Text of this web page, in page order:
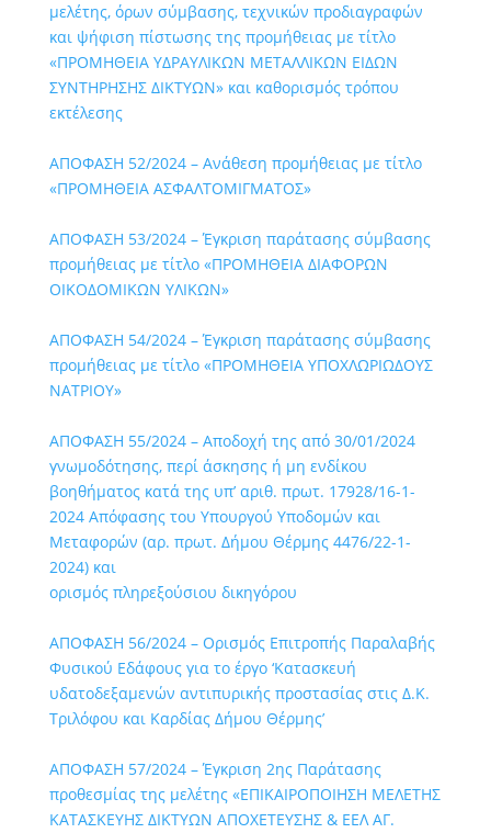
μελέτης, όρων σύμβασης, τεχνικών προδιαγραφών
και ψήφιση πίστωσης της προμήθειας με τίτλο
«ΠΡΟΜΗΘΕΙΑ ΥΔΡΑΥΛΙΚΩΝ ΜΕΤΑΛΛΙΚΩΝ ΕΙΔΩΝ
ΣΥΝΤΗΡΗΣΗΣ ΔΙΚΤΥΩΝ» και καθορισμός τρόπου
εκτέλεσης
ΑΠΟΦΑΣΗ 52/2024 – Ανάθεση προμήθειας με τίτλο
«ΠΡΟΜΗΘΕΙΑ ΑΣΦΑΛΤΟΜΙΓΜΑΤΟΣ»
ΑΠΟΦΑΣΗ 53/2024 – Έγκριση παράτασης σύμβασης
προμήθειας με τίτλο «ΠΡΟΜΗΘΕΙΑ ΔΙΑΦΟΡΩΝ
ΟΙΚΟΔΟΜΙΚΩΝ ΥΛΙΚΩΝ»
ΑΠΟΦΑΣΗ 54/2024 – Έγκριση παράτασης σύμβασης
προμήθειας με τίτλο «ΠΡΟΜΗΘΕΙΑ ΥΠΟΧΛΩΡΙΩΔΟΥΣ
ΝΑΤΡΙΟΥ»
ΑΠΟΦΑΣΗ 55/2024 – Αποδοχή της από 30/01/2024
γνωμοδότησης, περί άσκησης ή μη ενδίκου
βοηθήματος κατά της υπ’ αριθ. πρωτ. 17928/16-1-
2024 Απόφασης του Υπουργού Υποδομών και
Μεταφορών (αρ. πρωτ. Δήμου Θέρμης 4476/22-1-
2024) και
ορισμός πληρεξούσιου δικηγόρου
ΑΠΟΦΑΣΗ 56/2024 – Ορισμός Επιτροπής Παραλαβής
Φυσικού Εδάφους για το έργο ‘Κατασκευή
υδατοδεξαμενών αντιπυρικής προστασίας στις Δ.Κ.
Τριλόφου και Καρδίας Δήμου Θέρμης’
ΑΠΟΦΑΣΗ 57/2024 – Έγκριση 2ης Παράτασης
προθεσμίας της μελέτης «ΕΠΙΚΑΙΡΟΠΟΙΗΣΗ ΜΕΛΕΤΗΣ
ΚΑΤΑΣΚΕΥΗΣ ΔΙΚΤΥΩΝ ΑΠΟΧΕΤΕΥΣΗΣ & ΕΕΛ ΑΓ.